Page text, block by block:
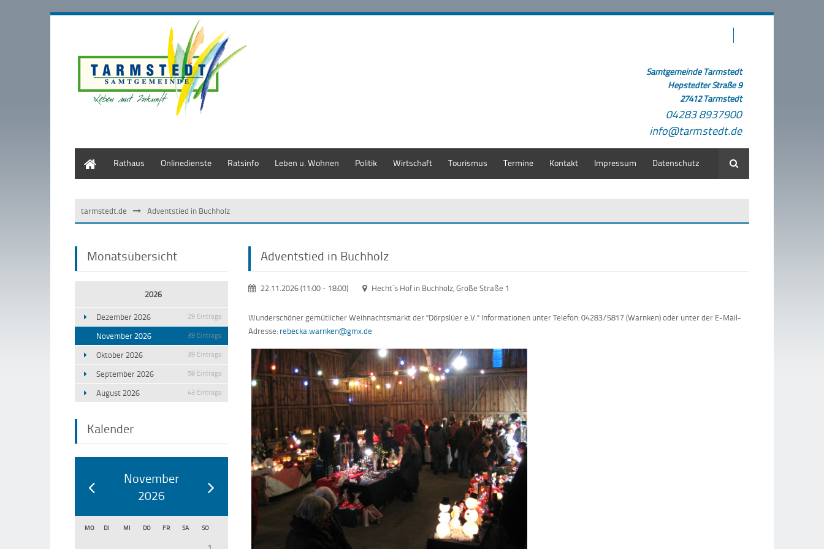
Samtgemeinde Tarmstedt
Hepstedter Straße 9
27412 Tarmstedt
04283 8937900
info@tarmstedt.de
Rathaus Onlinedienste Ratsinfo Leben u. Wohnen Politik Wirtschaft Tourismus Termine Kontakt Impressum Datenschutz Suche
tarmstedt.de Adventstied in Buchholz
Monatsübersicht
2026
Dezember 2026 29 Einträge
November 2026 39 Einträge
Oktober 2026 39 Einträge
September 2026 58 Einträge
August 2026 43 Einträge
Kalender
November
2026
MO DI MI DO FR SA SO
Adventstied in Buchholz
22.11.2026 (11:00- 18:00) Hecht´s Hof in Buchholz, Große Straße 1
Wunderschöner gemütlicher Weihnachtsmarkt der "Dörpslüer e.V." Informationen unter Telefon: 04283/5817 (Warnken) oder unter der E-Mail-
Adresse: rebecka.warnken@gmx.de